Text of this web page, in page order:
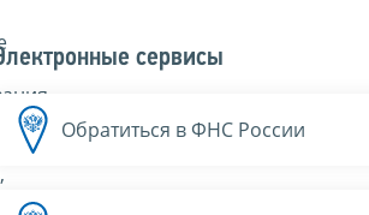
сервисы
Обратиться в ФНС России